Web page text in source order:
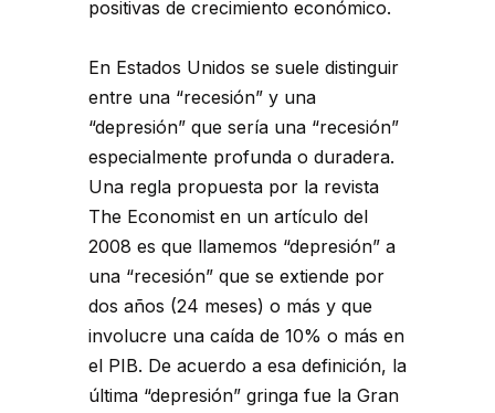
positivas de crecimiento económico.
En Estados Unidos se suele distinguir
entre una “recesión” y una
“depresión” que sería una “recesión”
especialmente profunda o duradera.
Una regla propuesta por la revista
The Economist en un artículo del
2008 es que llamemos “depresión” a
una “recesión” que se extiende por
dos años (24 meses) o más y que
involucre una caída de 10% o más en
el PIB. De acuerdo a esa definición, la
última “depresión” gringa fue la Gran